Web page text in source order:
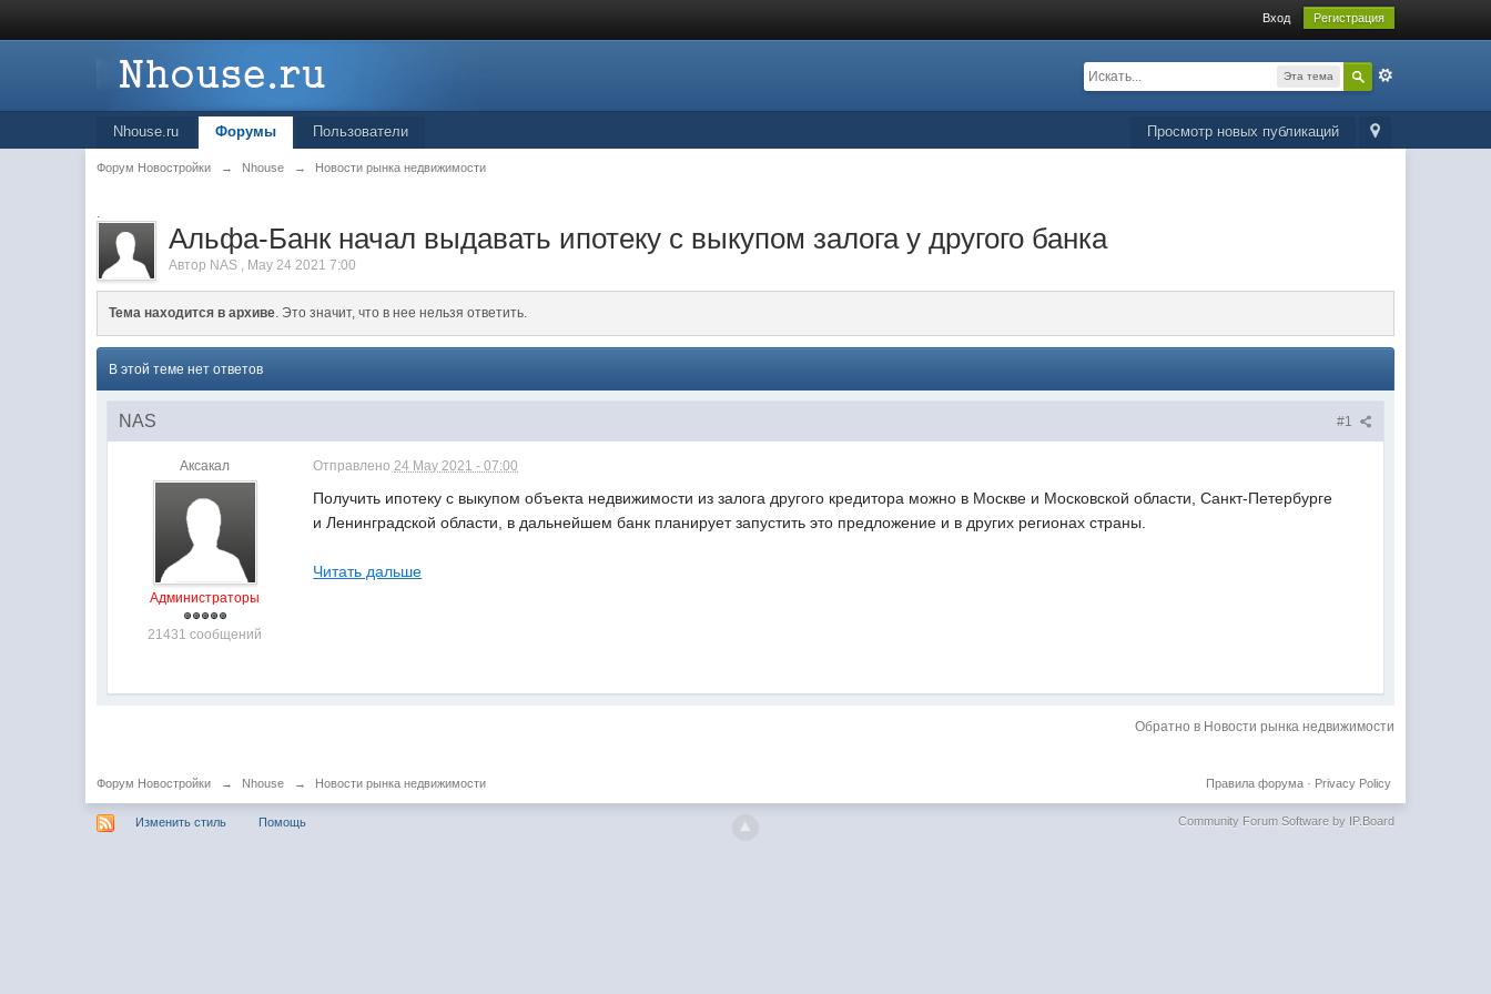
Вход Регистрация
Эта тема
Просмотр новых публикаций
Nhouse.ru Форумы Пользователи
Форум Новостройки → Nhouse → Новости рынка недвижимости
.
Альфа-Банк начал выдавать ипотеку c выкупом залога у другого банка
Автор NAS , May 24 2021 7:00
Тема находится в архиве. Это значит, что в нее нельзя ответить.
В этой теме нет ответов
#1
NAS
Аксакал
Администраторы
21431 сообщений
Отправлено24 May 2021 - 07:00
Получить ипотеку с выкупом объекта недвижимости из залога другого кредитора можно в Москве и Московской области, Санкт-Петербурге
и Ленинградской области, в дальнейшем банк планирует запустить это предложение и в других регионах страны.
Читать дальше
Обратно в Новости рынка недвижимости
Форум Новостройки → Nhouse → Новости рынка недвижимости Privacy Policy
Правила форума·
Изменить стиль Помощь Community Forum Software by IP.Board